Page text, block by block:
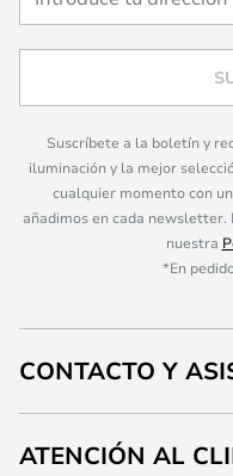
Suscríbete a la boletín y
iluminación y la mejor
cualquier momento con
añadimos en cada newsletter.
nuestra
*En
CONTACTO Y
ATENCIÓN AL